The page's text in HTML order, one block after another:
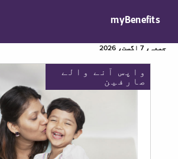
myBenefits
جمعہ، 7 اگست، 2026
واپس آنے والے
صارفین